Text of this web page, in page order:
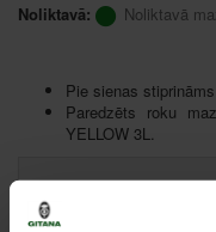
Noliktavā:
Noliktavā
Pie sienas
Paredzēts roku
YELLOW 3L.
Cena:31,20 €